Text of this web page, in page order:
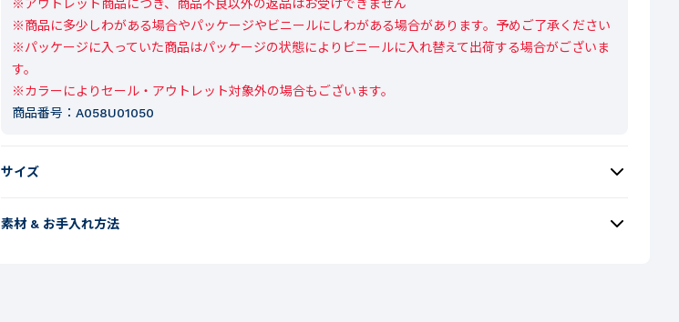
※アウトレット商品につき、商品不良以外の返品はお受けできません
※商品に多少しわがある場合やパッケージやビニールにしわがある場合があります。予めご了承ください
※パッケージに入っていた商品はパッケージの状態によりビニールに入れ替えて出荷する場合がございま
す。
※カラーによりセール・アウトレット対象外の場合もございます。
商品番号： A058U01050
サイズ
素材 & お手入れ方法